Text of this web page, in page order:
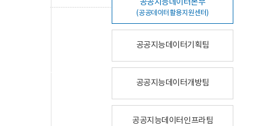
공공지능데이터본부
(공공데이터활용지원센터)
공공지능데이터기획팀
공공지능데이터개방팀
공공지능데이터인프라팀